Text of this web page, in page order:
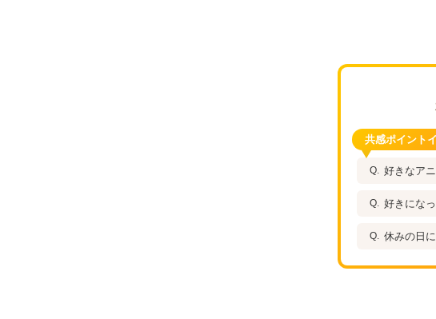
共感ポイント
好きなア
好きにな
休みの日